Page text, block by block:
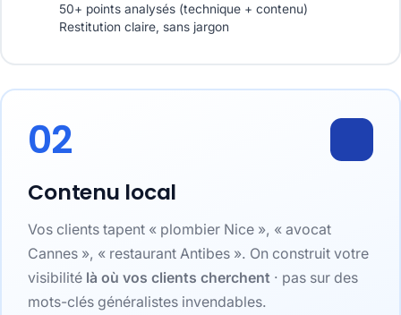
50+ points analysés (technique + contenu)
Restitution claire, sans jargon
02
Contenu local
Vos clients tapent « plombier Nice », « avocat
Cannes », « restaurant Antibes ». On construit votre
visibilité là où vos clients cherchent · pas sur des
mots-clés généralistes invendables.